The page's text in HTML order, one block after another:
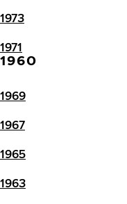
1973
1971
1960
1969
1967
1965
1963